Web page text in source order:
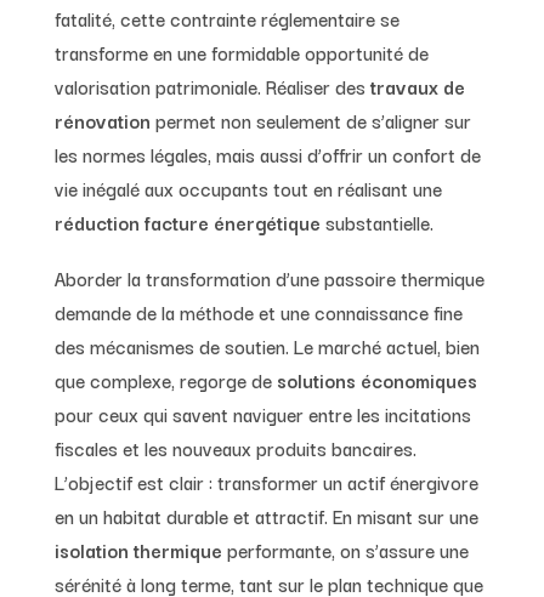
fatalité, cette contrainte réglementaire se
transforme en une formidable opportunité de
valorisation patrimoniale. Réaliser des travaux de
rénovation permet non seulement de s’aligner sur
les normes légales, mais aussi d’offrir un confort de
vie inégalé aux occupants tout en réalisant une
réduction facture énergétique substantielle.
Aborder la transformation d’une passoire thermique
demande de la méthode et une connaissance fine
des mécanismes de soutien. Le marché actuel, bien
que complexe, regorge de solutions économiques
pour ceux qui savent naviguer entre les incitations
fiscales et les nouveaux produits bancaires.
L’objectif est clair : transformer un actif énergivore
en un habitat durable et attractif. En misant sur une
isolation thermique performante, on s’assure une
sérénité à long terme, tant sur le plan technique que